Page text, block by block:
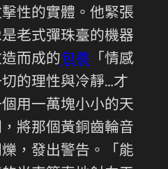
性的實體。他緊張
老式彈珠臺的機器
而成的包養 「情感
的理性與冷靜…才
用一萬塊小小的天
將那個黃銅齒輪音
，發出警告。「能